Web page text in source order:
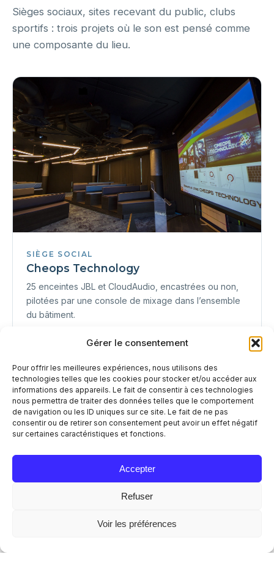
Gérer le consentement
Pour offrir les meilleures expériences, nous utilisons des
technologies telles que les cookies pour stocker et/ou accéder aux
informations des appareils. Le fait de consentir à ces technologies
nous permettra de traiter des données telles que le comportement
de navigation ou les ID uniques sur ce site. Le fait de ne pas
consentir ou de retirer son consentement peut avoir un effet négatif
sur certaines caractéristiques et fonctions.
Accepter
Refuser
Voir les préférences
Sièges sociaux, sites recevant du public, clubs
sportifs : trois projets où le son est pensé comme
une composante du lieu.
SIÈGE SOCIAL
Cheops Technology
25 enceintes JBL et CloudAudio, encastrées ou non,
pilotées par une console de mixage dans l’ensemble
du bâtiment.